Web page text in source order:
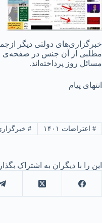
خبرگزاری‌های دولتی دیگر
مطلبی از آن جنس در صفحه‌ی
مسائل روز پرداخته‌اند.
انتهای پیام
#اعتراضات ۱۴۰۱ #
این را با دیگران به اشتراک